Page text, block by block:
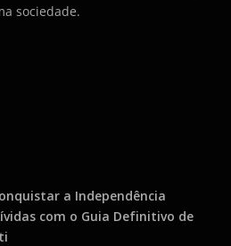
sociedade.
a Independência
com o Guia Definitivo de